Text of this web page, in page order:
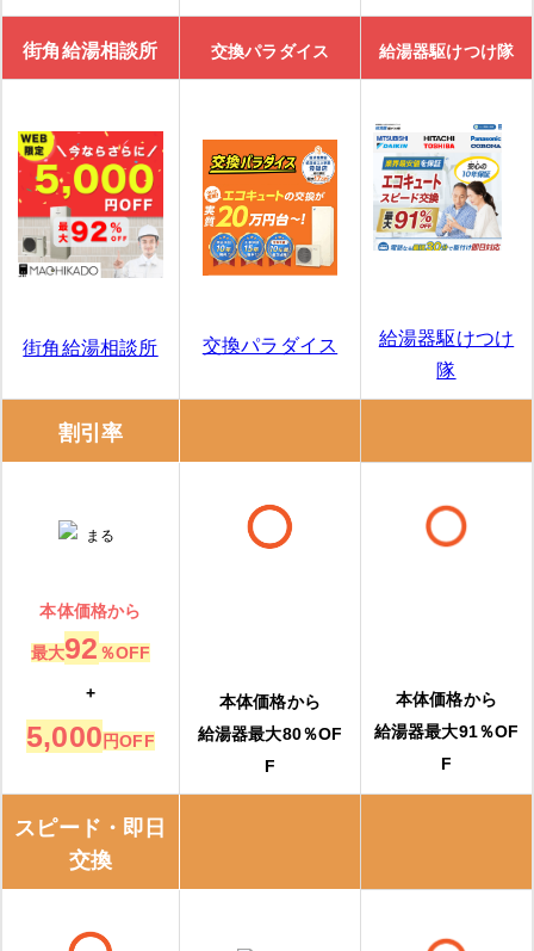
街角給湯相談所 交換パラダイス 給湯器駆けつけ隊
街角給湯相談所 交換パラダイス
給湯器駆けつけ
隊
割引率
本体価格から
最大92 ％OFF
+
5,000円OFF
本体価格から
給湯器最大80％OF
F
本体価格から
給湯器最大91％OF
F
スピード・即日
交換